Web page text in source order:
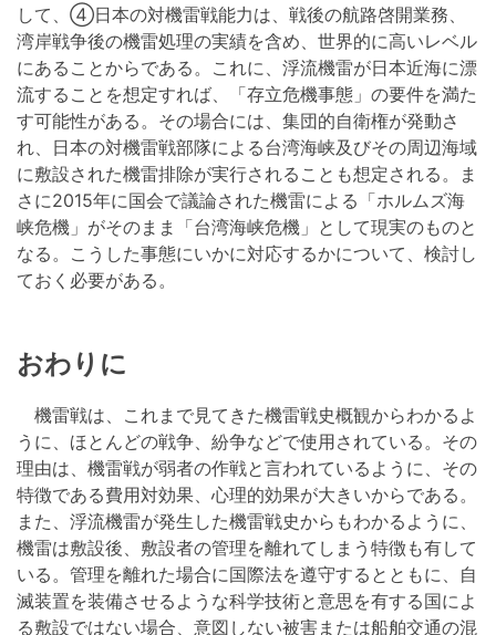
して、④日本の対機雷戦能力は、戦後の航路啓開業務、
湾岸戦争後の機雷処理の実績を含め、世界的に高いレベル
にあることからである。これに、浮流機雷が日本近海に漂
流することを想定すれば、「存立危機事態」の要件を満た
す可能性がある。その場合には、集団的自衛権が発動さ
れ、日本の対機雷戦部隊による台湾海峡及びその周辺海域
に敷設された機雷排除が実行されることも想定される。ま
さに2015年に国会で議論された機雷による「ホルムズ海
峡危機」がそのまま「台湾海峡危機」として現実のものと
なる。こうした事態にいかに対応するかについて、検討し
ておく必要がある。
おわりに
機雷戦は、これまで見てきた機雷戦史概観からわかるよ
うに、ほとんどの戦争、紛争などで使用されている。その
理由は、機雷戦が弱者の作戦と言われているように、その
特徴である費用対効果、心理的効果が大きいからである。
また、浮流機雷が発生した機雷戦史からもわかるように、
機雷は敷設後、敷設者の管理を離れてしまう特徴も有して
いる。管理を離れた場合に国際法を遵守するとともに、自
滅装置を装備させるような科学技術と意思を有する国によ
る敷設ではない場合、意図しない被害または船舶交通の混